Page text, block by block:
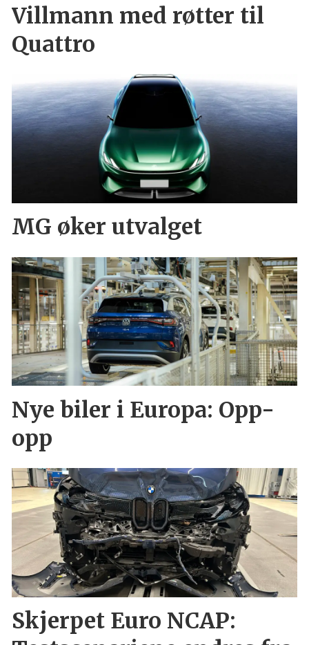
Villmann med røtter til
Quattro
MG øker utvalget
Nye biler i Europa: Opp-
opp
Skjerpet Euro NCAP: